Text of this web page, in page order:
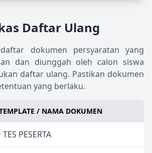
Daftar Ulang
dokumen persyaratan yang
dan diunggah oleh calon siswa
daftar ulang. Pastikan dokumen
yang berlaku.
/ NAMA DOKUMEN
PESERTA